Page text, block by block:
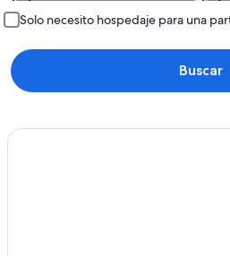
Solo necesito hospedaje para una
Buscar